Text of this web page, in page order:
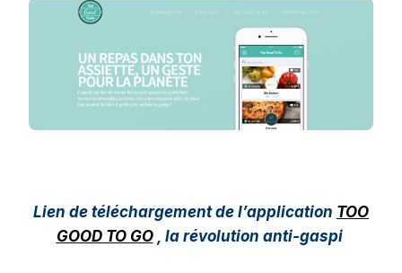
Lien de téléchargement de l’application TOO
GOOD TO GO, la révolution anti-gaspi